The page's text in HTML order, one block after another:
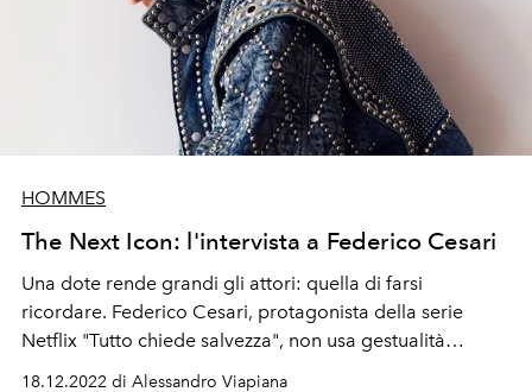
HOMMES
The Next Icon: l'intervista a Federico Cesari
Una dote rende grandi gli attori: quella di farsi
ricordare. Federico Cesari, protagonista della serie
Netflix "Tutto chiede salvezza", non usa gestualità
istrioniche o manierismi del linguaggio, tuttavia ci
18.12.2022 di Alessandro Viapiana